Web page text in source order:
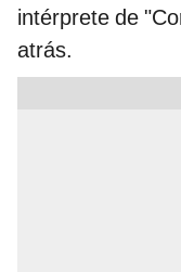
intérprete de
atrás.